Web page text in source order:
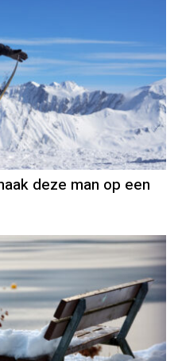
deze man op een